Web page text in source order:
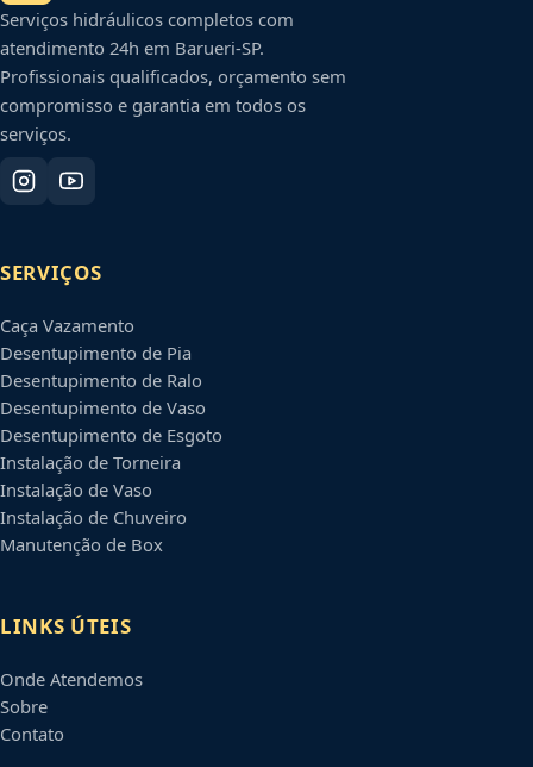
Serviços hidráulicos completos com
atendimento 24h em Barueri-SP.
Profissionais qualificados, orçamento sem
compromisso e garantia em todos os
serviços.
SERVIÇOS
Caça Vazamento
Desentupimento de Pia
Desentupimento de Ralo
Desentupimento de Vaso
Desentupimento de Esgoto
Instalação de Torneira
Instalação de Vaso
Instalação de Chuveiro
Manutenção de Box
LINKS ÚTEIS
Onde Atendemos
Sobre
Contato